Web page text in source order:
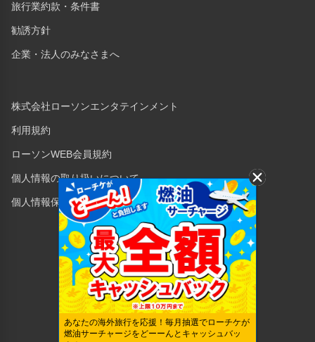
旅行業約款・条件書
勧誘方針
企業・法人のみなさまへ
株式会社ローソンエンタテインメント
利用規約
ローソンWEB会員規約
個人情報の取り扱いについて
個人情報保護方針
Copyright © 1998 Lawson Entertainment, Inc.
あなたの海外旅行を応援！毎月抽選でローチケが
燃油サーチャージをどーーんとキャッシュバッ